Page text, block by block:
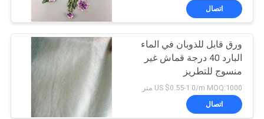
جولة
في
المصنع
مراقبة
الجودة
فيلم إطلاق للذوبان
في الماء
73
اتصال
ورق قابل للذوبان في الماء
البارد 40 درجة قماش غير
منسوج للتطريز
US $0.55-1.0/m MOQ:1000 متر
اتصال